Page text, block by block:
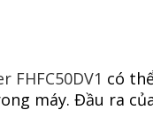
FHFC50DV1 có
máy. Đầu ra